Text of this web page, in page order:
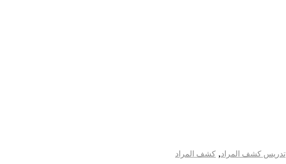
تدریس کشف المراد, کشف المراد